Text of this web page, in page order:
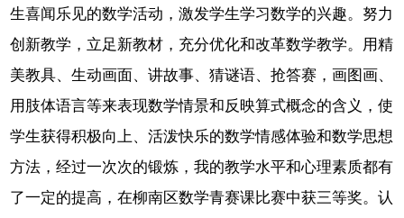
生喜闻乐见的数学活动，激发学生学习数学的兴趣。努力
创新教学，立足新教材，充分优化和改革数学教学。用精
美教具、生动画面、讲故事、猜谜语、抢答赛，画图画、
用肢体语言等来表现数学情景和反映算式概念的含义，使
学生获得积极向上、活泼快乐的数学情感体验和数学思想
方法，经过一次次的锻炼，我的教学水平和心理素质都有
了一定的提高，在柳南区数学青赛课比赛中获三等奖。认